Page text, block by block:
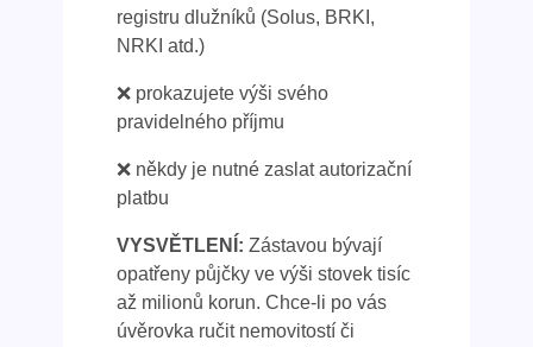
registru dlužníků (Solus, BRKI,
NRKI atd.)
❌ prokazujete výši svého
pravidelného příjmu
❌ někdy je nutné zaslat autorizační
platbu
VYSVĚTLENÍ: Zástavou bývají
opatřeny půjčky ve výši stovek tisíc
až milionů korun. Chce-li po vás
úvěrovka ručit nemovitostí či